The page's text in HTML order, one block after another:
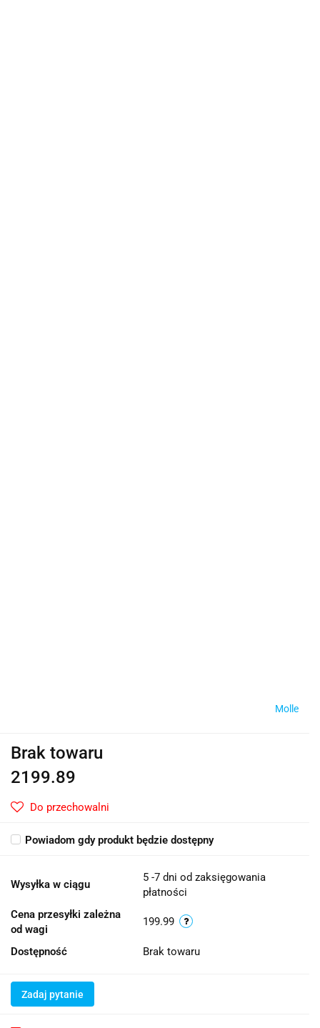
Molle
Brak towaru
2199.89
Do przechowalni
Powiadom gdy produkt będzie dostępny
Wysyłka w ciągu
5 -7 dni od zaksięgowania
płatności
Cena przesyłki zależna
od wagi
199.99
Dostępność Brak towaru
Zadaj pytanie